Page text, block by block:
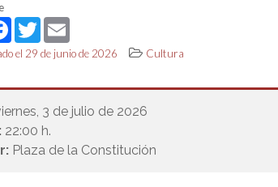
Facebook
TwitterEmail
el 29 de junio de 2026 Cultura
3 de julio de 2026
22:00 h.
Plaza de la Constitución